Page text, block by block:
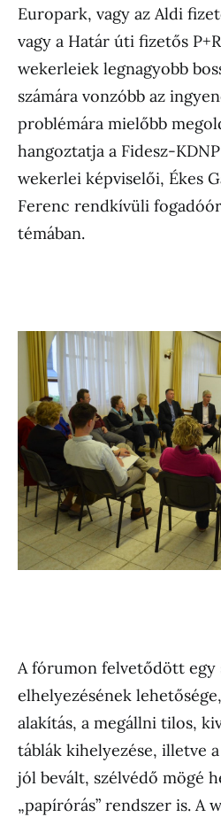
Europark, vagy az Aldi
vagy a Határ úti fizetős
wekerleiek legnagyobb
számára vonzóbb az
problémára mielőbb
hangoztatja a Fidesz-
wekerlei képviselői, Ékes
Ferenc rendkívüli
témában.
A fórumon felvetődött egy
elhelyezésének
alakítás, a megállni tilos,
táblák kihelyezése, illetve
jól bevált, szélvédő mögé
„papírórás” rendszer is. A